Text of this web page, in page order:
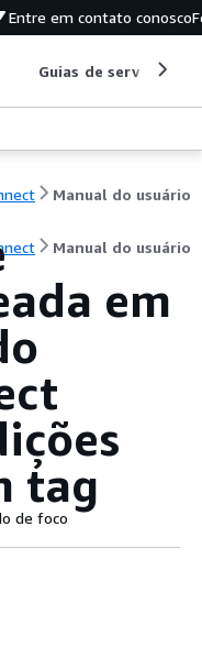
Entre em contato conosco
Guias de serviço
Manual do usuário
Manual do usuário
em
tag
de foco